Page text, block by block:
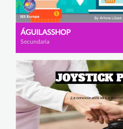
ÁGUILASSHOP
Secundaria